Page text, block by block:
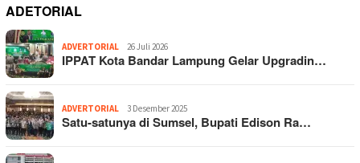
ADETORIAL
ADVERTORIAL 26 Juli 2026
IPPAT Kota Bandar Lampung Gelar Upgradin…
ADVERTORIAL 3 Desember 2025
Satu-satunya di Sumsel, Bupati Edison Ra…